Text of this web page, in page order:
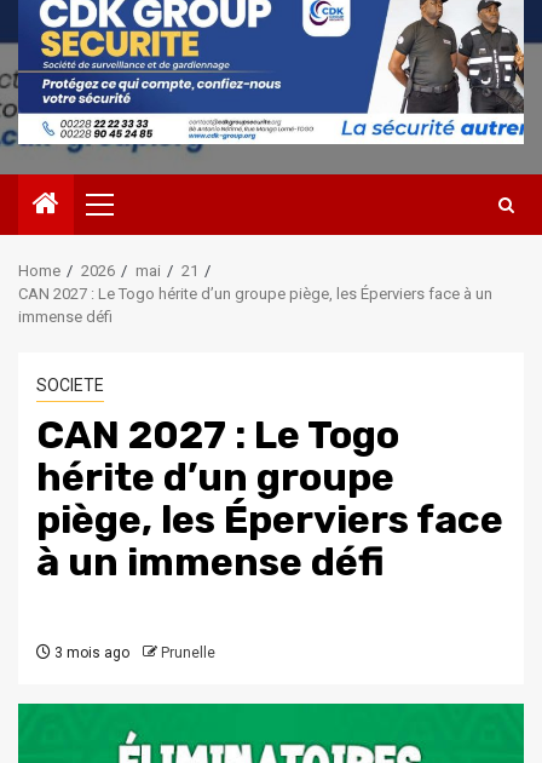
Primary
Menu
Home 2026 mai
21
CAN 2027 : Le Togo hérite d’un groupe piège, les Éperviers face à un
immense défi
SOCIETE
CAN 2027 : Le Togo
hérite d’un groupe
piège, les Éperviers face
à un immense défi
3 mois ago Prunelle